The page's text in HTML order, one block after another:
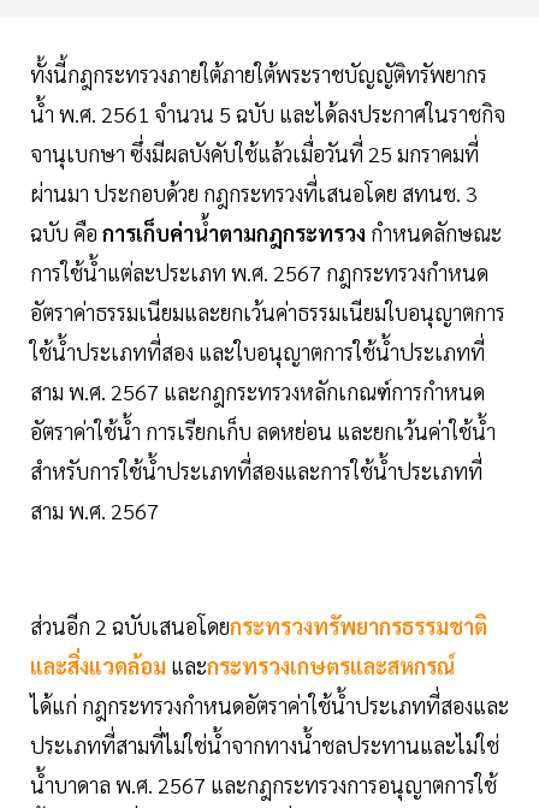
ทั้งนี้กฎกระทรวงภายใต้ภายใต้พระราชบัญญัติทรัพยากร
น้ำ พ.ศ. 2561 จำนวน 5 ฉบับ และได้ลงประกาศในราชกิจ
จานุเบกษา ซึ่งมีผลบังคับใช้แล้วเมื่อวันที่ 25 มกราคมที่
ผ่านมา ประกอบด้วย กฎกระทรวงที่เสนอโดย สทนช. 3
ฉบับ คือ การเก็บค่าน้ำตามกฎกระทรวง กำหนดลักษณะ
การใช้น้ำแต่ละประเภท พ.ศ. 2567 กฎกระทรวงกำหนด
อัตราค่าธรรมเนียมและยกเว้นค่าธรรมเนียมใบอนุญาตการ
ใช้น้ำประเภทที่สอง และใบอนุญาตการใช้น้ำประเภทที่
สาม พ.ศ. 2567 และกฎกระทรวงหลักเกณฑ์การกำหนด
อัตราค่าใช้น้ำ การเรียกเก็บ ลดหย่อน และยกเว้นค่าใช้น้ำ
สำหรับการใช้น้ำประเภทที่สองและการใช้น้ำประเภทที่
สาม พ.ศ. 2567
ส่วนอีก 2 ฉบับเสนอโดยกระทรวงทรัพยากรธรรมชาติ
และสิ่งแวดล้อม และกระทรวงเกษตรและสหกรณ์
ได้แก่ กฎกระทรวงกำหนดอัตราค่าใช้น้ำประเภทที่สองและ
ประเภทที่สามที่ไม่ใช่น้ำจากทางน้ำชลประทานและไม่ใช่
น้ำบาดาล พ.ศ. 2567 และกฎกระทรวงการอนุญาตการใช้